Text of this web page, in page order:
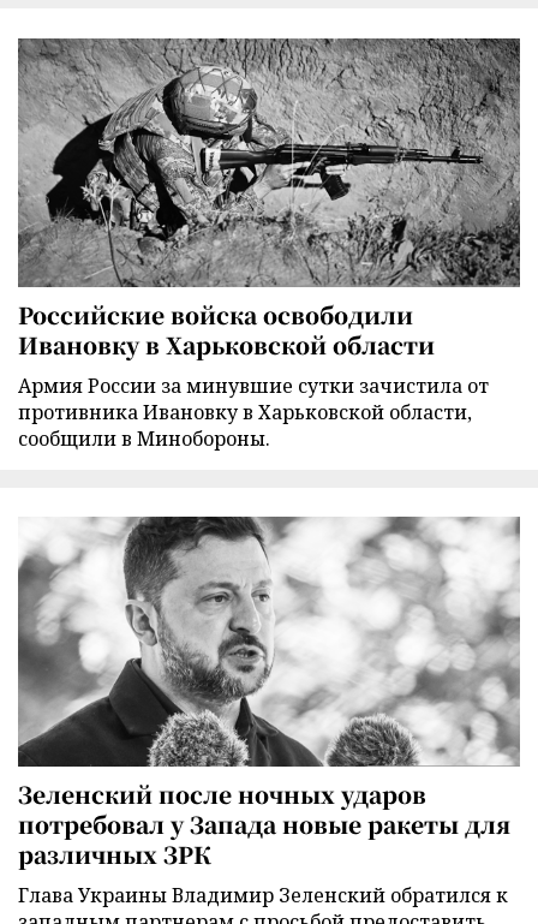
Российские войска освободили
Ивановку в Харьковской области
Армия России за минувшие сутки зачистила от
противника Ивановку в Харьковской области,
сообщили в Минобороны.
Зеленский после ночных ударов
потребовал у Запада новые ракеты для
различных ЗРК
Глава Украины Владимир Зеленский обратился к